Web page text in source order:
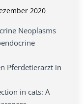
2020
Neoplasms
Pferdetierarzt in
in cats: A